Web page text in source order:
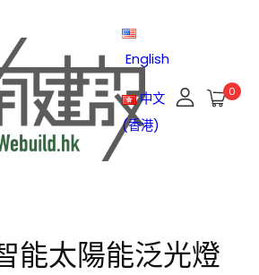
English
中文
(香港)
0
智能太陽能泛光燈